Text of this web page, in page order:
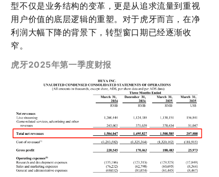
型不仅是业务结构的变革，更是从追求流量到重视
用户价值的底层逻辑的重塑。对于虎牙而言，在净
利润大幅下降的背景下，转型窗口期已经逐渐收
窄。
虎牙2025年第一季度财报